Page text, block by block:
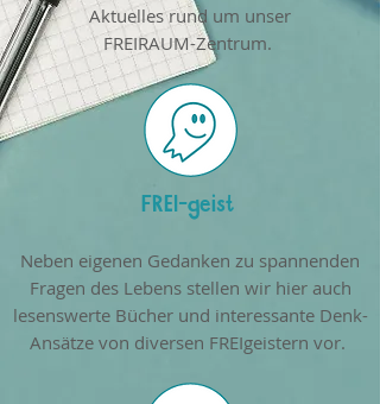
Aktuelles rund um unser
FREIRAUM-Zentrum.
FREI-geist
Neben eigenen Gedanken zu spannenden
Fragen des Lebens stellen wir hier auch
lesenswerte Bücher und interessante Denk-
Ansätze von diversen FREIgeistern vor.